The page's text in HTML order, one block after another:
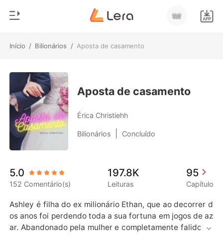
Início / Bilionários / Aposta de casamento
Loja
Histórico
Baixar App
Gênero
Moderno
Lobisomem
Contos
Bilionários
Contos Curtos
Aposta de casamento
Érica Christiehh
Bilionários Concluído
5.0
152 Comentário(s)
197.8K
Leituras
95
Capítulo
Ashley é filha do ex milionário Ethan, que ao decorrer d
os anos foi perdendo toda a sua fortuna em jogos de az
ar. Abandonado pela mulher e completamente falido, Et